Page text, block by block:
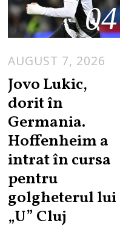
04
AUGUST 7, 2026
Jovo Lukic,
dorit în
Germania.
Hoffenheim a
intrat în cursa
pentru
golgheterul lui
„U” Cluj